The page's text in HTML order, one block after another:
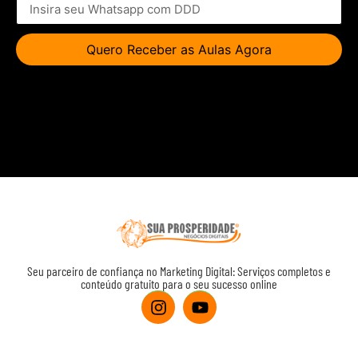
Quero Receber as Aulas Agora
Seu parceiro de confiança no Marketing Digital: Serviços completos e
conteúdo gratuito para o seu sucesso online